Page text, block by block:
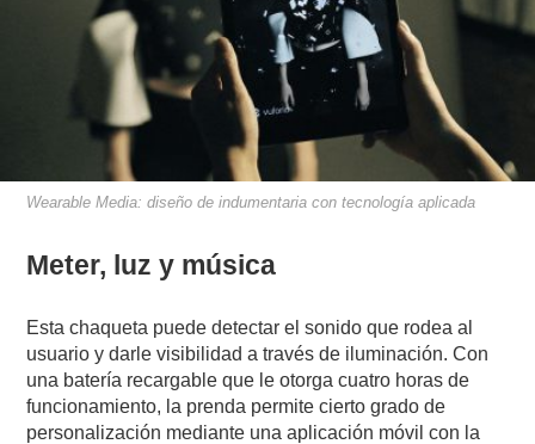
Wearable Media: diseño de indumentaria con tecnología aplicada
Meter, luz y música
Esta chaqueta puede detectar el sonido que rodea al
usuario y darle visibilidad a través de iluminación. Con
una batería recargable que le otorga cuatro horas de
funcionamiento, la prenda permite cierto grado de
personalización mediante una aplicación móvil con la